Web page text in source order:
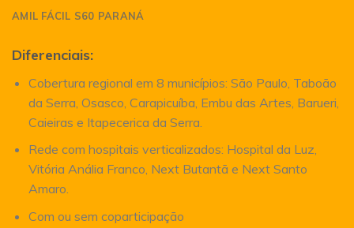
AMIL FÁCIL S60 PARANÁ
Diferenciais:
Cobertura regional em 8 municípios: São Paulo, Taboão
da Serra, Osasco, Carapicuíba, Embu das Artes, Barueri,
Caieiras e Itapecerica da Serra.
Rede com hospitais verticalizados: Hospital da Luz,
Vitória Anália Franco, Next Butantã e Next Santo
Amaro.
Com ou sem coparticipação